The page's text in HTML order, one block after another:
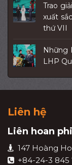
Trao
xuất
thứ VII
Những
LHP
Liên hệ
Liên hoan
147 Hoàng
+84-24-3 845